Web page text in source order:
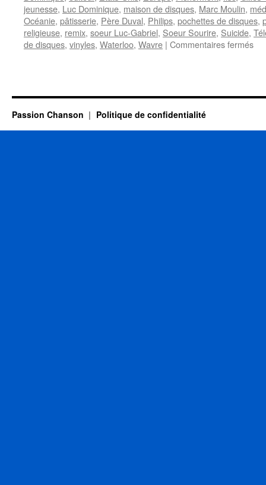
jeunesse, Luc Dominique, maison de disques, Marc Moulin,
Océanie, pâtisserie, Père Duval, Philips, pochettes de disques,
religieuse, remix, soeur Luc-Gabriel, Soeur Sourire, Suicide,
de disques, vinyles, Waterloo, Wavre | Commentaires ferméssur
Passion Chanson Politique de confidentialité